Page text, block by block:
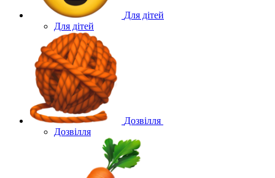
Для дітей
Для дітей
Дозвілля
Дозвілля